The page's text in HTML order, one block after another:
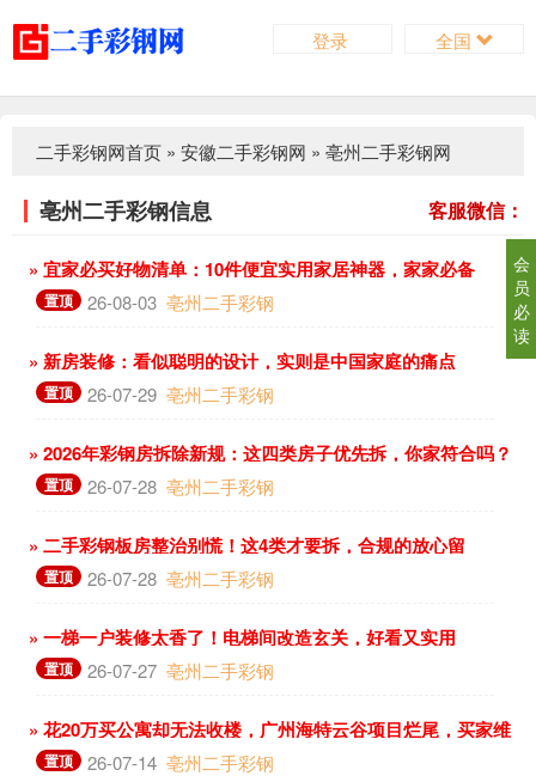
全国
登录
二手彩钢网首页 » 安徽二手彩钢网 » 亳州二手彩钢网
亳州二手彩钢信息 客服微信：
» 宜家必买好物清单：10件便宜实用家居神器，家家必备
置顶 26-08-03 亳州二手彩钢
» 新房装修：看似聪明的设计，实则是中国家庭的痛点
置顶 26-07-29 亳州二手彩钢
» 2026年彩钢房拆除新规：这四类房子优先拆，你家符合吗？
置顶 26-07-28 亳州二手彩钢
» 二手彩钢板房整治别慌！这4类才要拆，合规的放心留
置顶 26-07-28 亳州二手彩钢
» 一梯一户装修太香了！电梯间改造玄关，好看又实用
置顶 26-07-27 亳州二手彩钢
» 花20万买公寓却无法收楼，广州海特云谷项目烂尾，买家维
权难
置顶 26-07-14 亳州二手彩钢
会
员
必
读